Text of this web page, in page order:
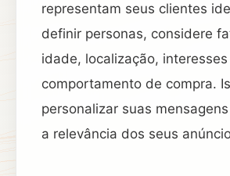
representam seus clientes
definir personas, considere
idade, localização, interesses
comportamento de compra.
personalizar suas
a relevância dos seus